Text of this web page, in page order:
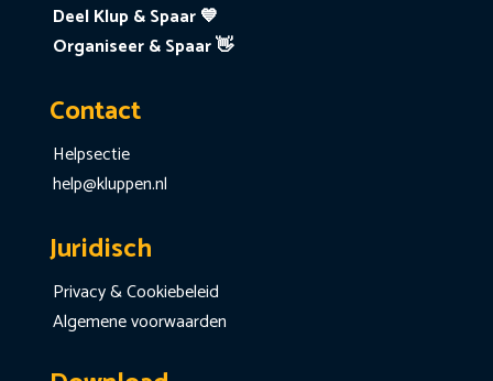
Deel Klup & Spaar 💙
Organiseer & Spaar 👋
Contact
Helpsectie
help@kluppen.nl
Juridisch
Privacy & Cookiebeleid
Algemene voorwaarden